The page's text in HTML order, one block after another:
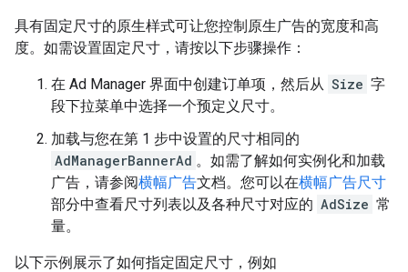
具有固定尺寸的原生样式可让您控制原生广告的宽度和高
度。如需设置固定尺寸，请按以下步骤操作：
在 Ad Manager 界面中创建订单项，然后从 Size 字
段下拉菜单中选择一个预定义尺寸。
加载与您在第 1 步中设置的尺寸相同的
AdManagerBannerAd 。如需了解如何实例化和加载
广告，请参阅横幅广告文档。您可以在横幅广告尺寸
部分中查看尺寸列表以及各种尺寸对应的 AdSize 常
量。
以下示例展示了如何指定固定尺寸，例如